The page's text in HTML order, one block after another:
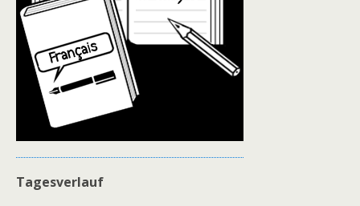
Tagesverlauf